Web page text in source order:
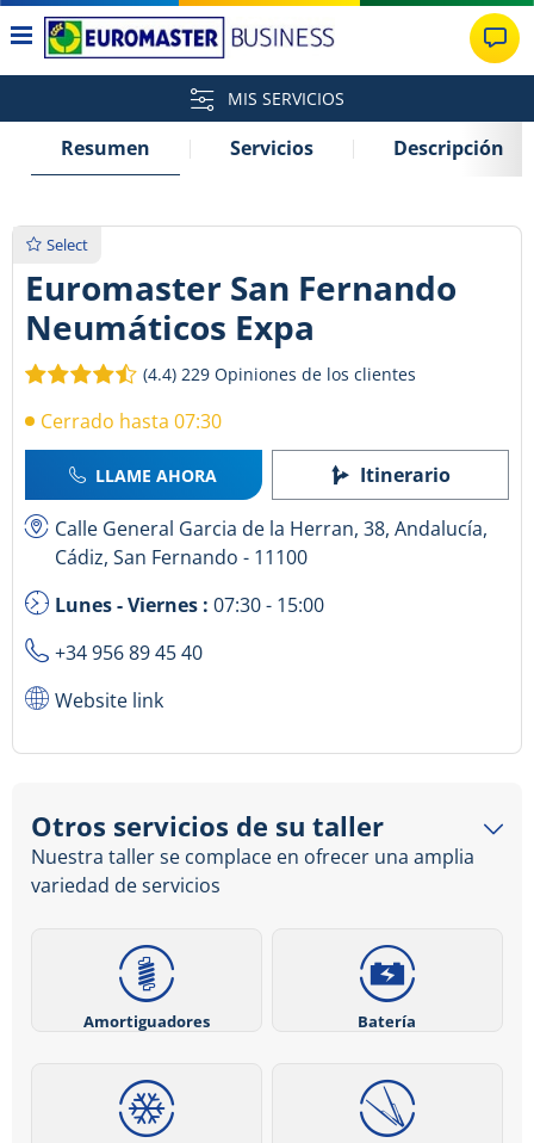
MIS SERVICIOS
Resumen Servicios Descripción
Select
Euromaster San Fernando
Neumáticos Expa
(4.4) 229 Opiniones de los clientes
Cerrado hasta 07:30
LLAME AHORA Itinerario
Calle General Garcia de la Herran, 38, Andalucía,
Cádiz, San Fernando - 11100
Lunes - Viernes : 07:30 - 15:00
+34 956 89 45 40
Website link
Otros servicios de su taller
Nuestra taller se complace en ofrecer una amplia
variedad de servicios
Amortiguadores Batería